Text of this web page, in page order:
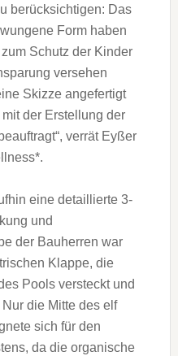
berücksichtigen: Das
Form haben
Schutz der Kinder
versehen
Skizze angefertigt
der Erstellung der
verrät Eyßer
eine detaillierte 3-
und
der Bauherren war
Klappe, die
Pools versteckt und
die Mitte des elf
sich für den
da die organische